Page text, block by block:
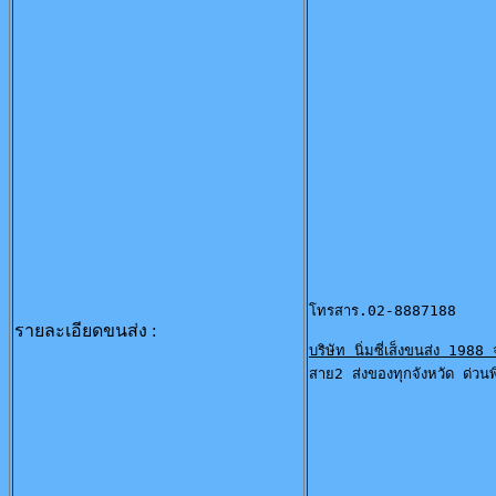
รายละเอียดขนส่ง :
โทรสาร.02-8887188
บริษัท นิ่มซี่เส็งขนส่ง 1988
สาย2 ส่งของทุกจังหวัด ด่วน